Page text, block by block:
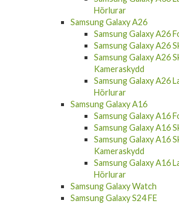
Hörlurar
Samsung Galaxy A26
Samsung Galaxy A26
Samsung Galaxy A26
Samsung Galaxy A26
Kameraskydd
Samsung Galaxy A26
Hörlurar
Samsung Galaxy A16
Samsung Galaxy A16
Samsung Galaxy A16
Samsung Galaxy A16
Kameraskydd
Samsung Galaxy A16
Hörlurar
Samsung Galaxy Watch
Samsung Galaxy S24 FE